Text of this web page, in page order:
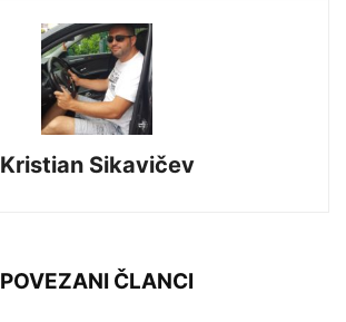
Kristian Sikavičev
POVEZANI ČLANCI